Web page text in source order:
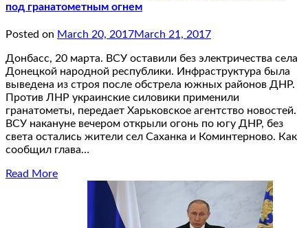
под гранатометным огнем
Posted on March 20, 2017March 21, 2017
Донбасс, 20 марта. ВСУ оставили без электричества села
Донецкой народной республики. Инфраструктура была
выведена из строя после обстрела южных районов ДНР.
Против ЛНР украинские силовики применили
гранатометы, передает Харьковское агентство новостей.
ВСУ накануне вечером открыли огонь по югу ДНР, без
света остались жители сел Саханка и Коминтерново. Как
сообщил глава…
Read More